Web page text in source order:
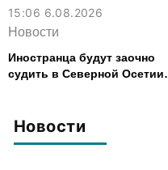
Новости
15:06 6.08.2026
Новости
Иностранца будут заочно
судить в Северной Осетии